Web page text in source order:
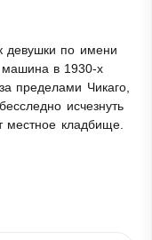
девушки по имени
в 1930-х
пределами Чикаго,
исчезнуть
местное кладбище.